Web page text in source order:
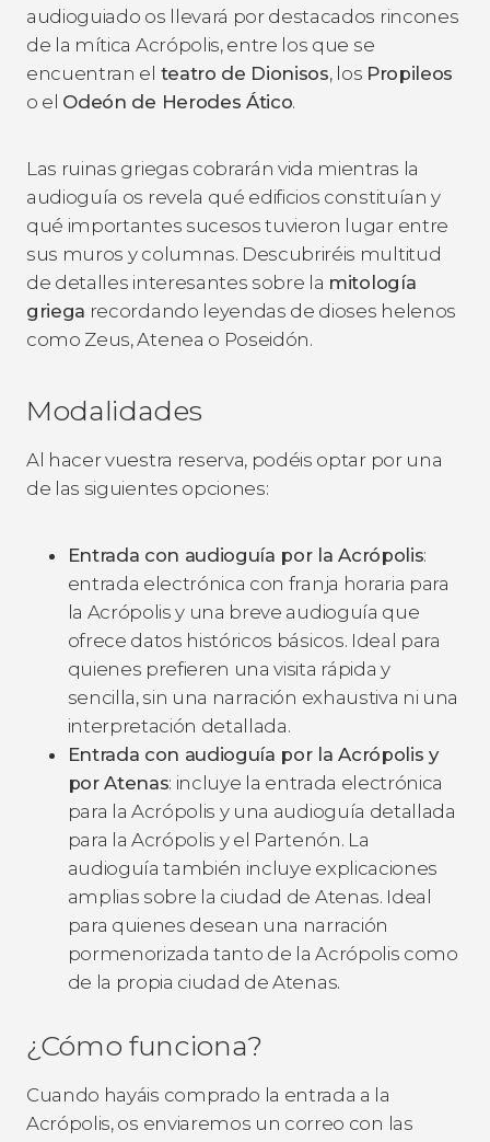
audioguiado os llevará por destacados rincones
de la mítica Acrópolis, entre los que se
encuentran el teatro de Dionisos, los Propileos
o el Odeón de Herodes Ático.
Las ruinas griegas cobrarán vida mientras la
audioguía os revela qué edificios constituían y
qué importantes sucesos tuvieron lugar entre
sus muros y columnas. Descubriréis multitud
de detalles interesantes sobre la mitología
griega recordando leyendas de dioses helenos
como Zeus, Atenea o Poseidón.
Modalidades
Al hacer vuestra reserva, podéis optar por una
de las siguientes opciones:
Entrada con audioguía por la Acrópolis:
entrada electrónica con franja horaria para
la Acrópolis y una breve audioguía que
ofrece datos históricos básicos. Ideal para
quienes prefieren una visita rápida y
sencilla, sin una narración exhaustiva ni una
interpretación detallada.
Entrada con audioguía por la Acrópolis y
por Atenas: incluye la entrada electrónica
para la Acrópolis y una audioguía detallada
para la Acrópolis y el Partenón. La
audioguía también incluye explicaciones
amplias sobre la ciudad de Atenas. Ideal
para quienes desean una narración
pormenorizada tanto de la Acrópolis como
de la propia ciudad de Atenas.
¿Cómo funciona?
Cuando hayáis comprado la entrada a la
Acrópolis, os enviaremos un correo con las